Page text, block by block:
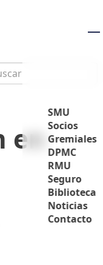
SMU
Socios
Gremiales
DPMC
RMU
Seguro
Biblioteca
Noticias
Contacto
en